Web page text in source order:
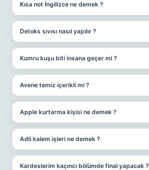
Kısa not İngilizce ne demek ?
Detoks sıvısı nasıl yapılır ?
Kumru kuşu biti insana geçer mi ?
Avene temiz içerikli mi ?
Apple kurtarma kişisi ne demek ?
Adli kalem işleri ne demek ?
Kardeslerim kaçıncı bölümde final yapacak ?